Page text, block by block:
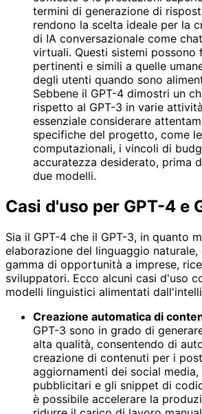
termini di generazione di
rendono la scelta ideale per la
di IA conversazionale come
virtuali. Questi sistemi possono
pertinenti e simili a quelle
degli utenti quando sono
Sebbene il GPT-4 dimostri un
rispetto al GPT-3 in varie
essenziale considerare
specifiche del progetto, come
computazionali, i vincoli di
accuratezza desiderato, prima
due modelli.
Casi d'uso per GPT-4 e
Sia il GPT-4 che il GPT-3, in quanto
elaborazione del linguaggio
gamma di opportunità a imprese,
sviluppatori. Ecco alcuni casi d'uso
modelli linguistici alimentati
Creazione automatica di
GPT-3 sono in grado di
alta qualità, consentendo di
creazione di contenuti per i
aggiornamenti dei social media,
pubblicitari e gli snippet di
è possibile accelerare la